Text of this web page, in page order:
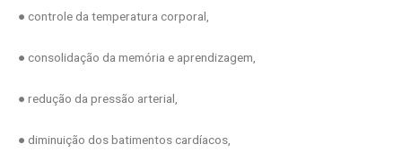
● controle da temperatura corporal,
● consolidação da memória e aprendizagem,
● redução da pressão arterial,
● diminuição dos batimentos cardíacos,